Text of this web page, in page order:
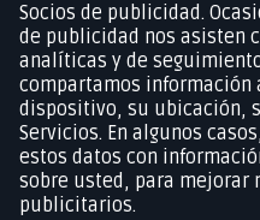
Socios de publicidad.
de publicidad nos asisten
analíticas y de
compartamos información
dispositivo, su ubicación,
Servicios. En algunos
estos datos con
sobre usted, para mejorar
publicitarios.